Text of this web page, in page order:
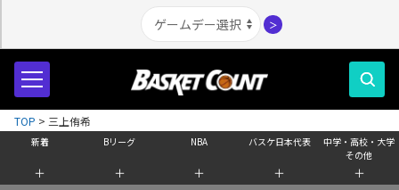
＞
新着
＋
Bリーグ
＋
NBA
＋
バスケ日本代表
＋
中学・高校・大学
その他
＋
TOP > 三上侑希